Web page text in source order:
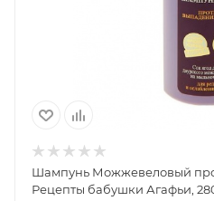
Шампунь Можжевеловый
Рецепты бабушки Агафьи,